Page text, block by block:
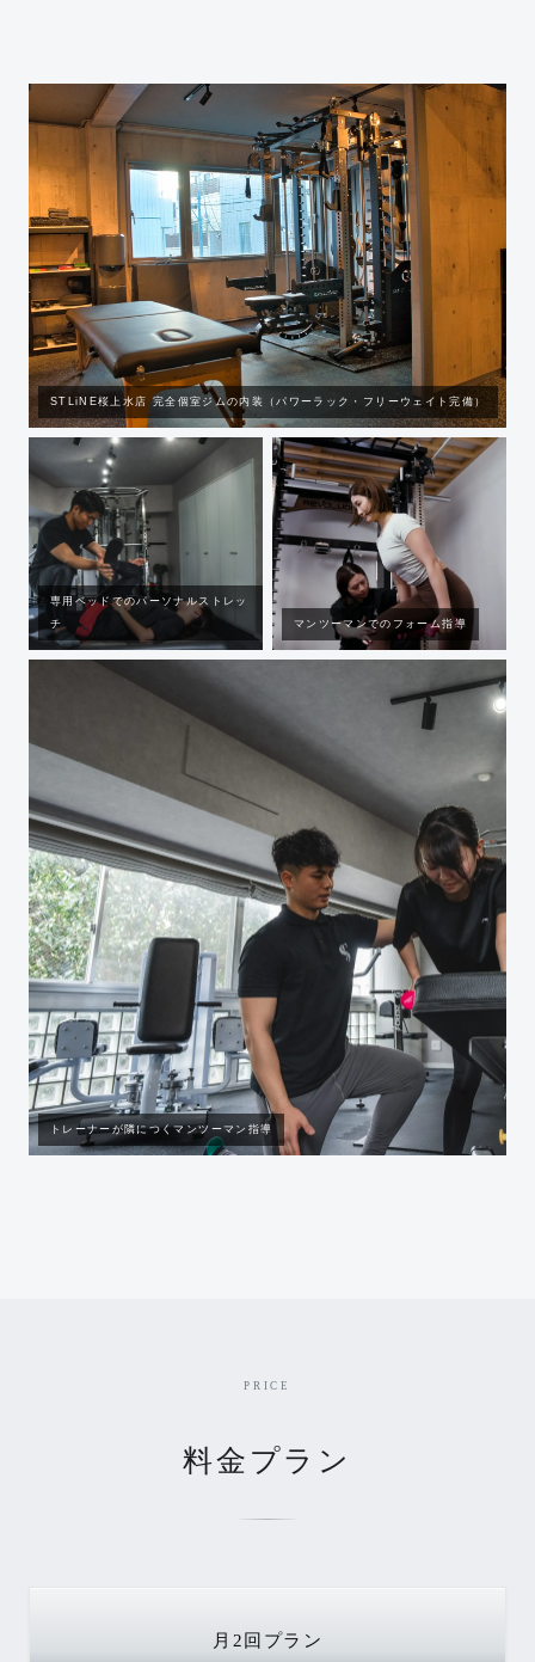
STLiNE桜上水店 完全個室ジムの内装（パワーラック・フリーウェイト完備）
専用ベッドでのパーソナルストレッ
チ
マンツーマンでのフォーム指導
トレーナーが隣につくマンツーマン指導
PRICE
料金プラン
月2回 プラン